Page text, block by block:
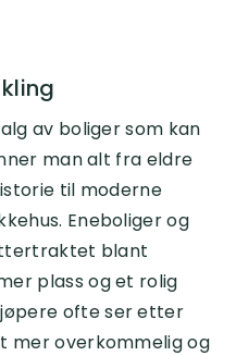
av boliger som kan
man alt fra eldre
til moderne
Eneboliger og
blant
plass og et rolig
ofte ser etter
mer overkommelig og